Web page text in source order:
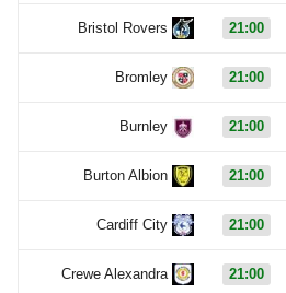
Bristol Rovers 21:00
Bromley 21:00
Burnley 21:00
Burton Albion 21:00
Cardiff City 21:00
Crewe Alexandra 21:00